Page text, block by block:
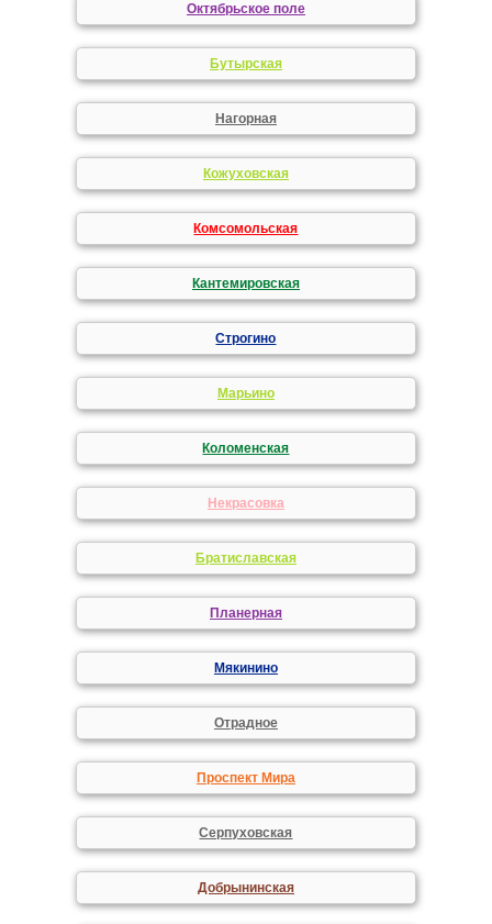
Октябрьское поле
Бутырская
Нагорная
Кожуховская
Комсомольская
Кантемировская
Строгино
Марьино
Коломенская
Некрасовка
Братиславская
Планерная
Мякинино
Отрадное
Проспект Мира
Серпуховская
Добрынинская